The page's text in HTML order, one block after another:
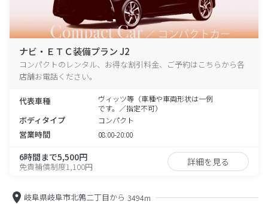
ナビ・ＥＴＣ装備プラン J2
コンパクトのレンタル、お得な割引料金、ご予約はこちらから各
店舗お電話ください。
代表車種
ヴィッツ等（車種や車両形状は一例
です。／指定不可）
ボディタイプ コンパクト
営業時間 08:00-20:00
6時間まで5,500円
免責補償制度1,100円 詳細を見る
岐阜県岐阜市北鶉二丁目から 3494m